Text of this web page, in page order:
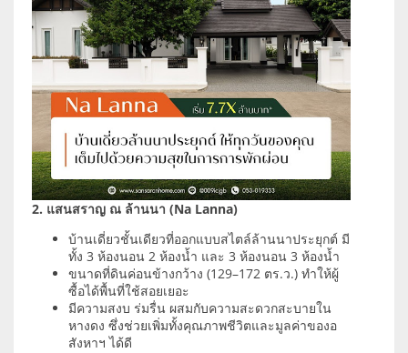
2. แสนสราญ ณ ล้านนา (Na Lanna)
บ้านเดี่ยวชั้นเดียวที่ออกแบบสไตล์ล้านนาประยุกต์ มี
ทั้ง 3 ห้องนอน 2 ห้องน้ำ และ 3 ห้องนอน 3 ห้องน้ำ
ขนาดที่ดินค่อนข้างกว้าง (129–172 ตร.ว.) ทำให้ผู้
ซื้อได้พื้นที่ใช้สอยเยอะ
มีความสงบ ร่มรื่น ผสมกับความสะดวกสะบายใน
หางดง ซึ่งช่วยเพิ่มทั้งคุณภาพชีวิตและมูลค่าของอ
สังหาฯ ได้ดี